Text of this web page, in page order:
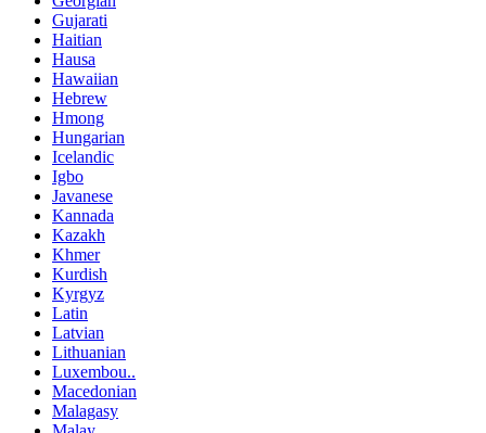
Gujarati
Haitian
Hausa
Hawaiian
Hebrew
Hmong
Hungarian
Icelandic
Igbo
Javanese
Kannada
Kazakh
Khmer
Kurdish
Kyrgyz
Latin
Latvian
Lithuanian
Luxembou..
Macedonian
Malagasy